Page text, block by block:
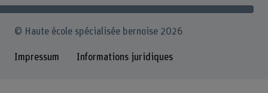
© Haute école spécialisée bernoise 2026
Impressum Informations juridiques